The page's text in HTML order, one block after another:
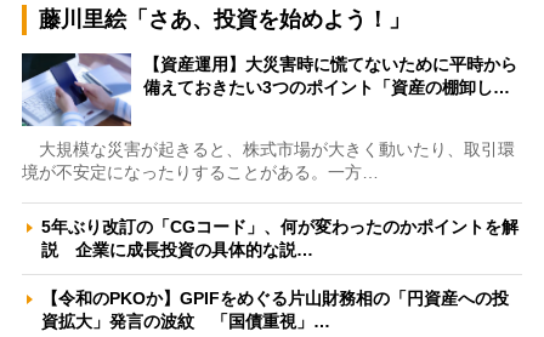
藤川里絵「さあ、投資を始めよう！」
【資産運用】大災害時に慌てないために平時から
備えておきたい3つのポイント「資産の棚卸し…
大規模な災害が起きると、株式市場が大きく動いたり、取引環
境が不安定になったりすることがある。一方…
5年ぶり改訂の「CGコード」、何が変わったのかポイントを解
説 企業に成長投資の具体的な説…
【令和のPKOか】GPIFをめぐる片山財務相の「円資産への投
資拡大」発言の波紋 「国債重視」…